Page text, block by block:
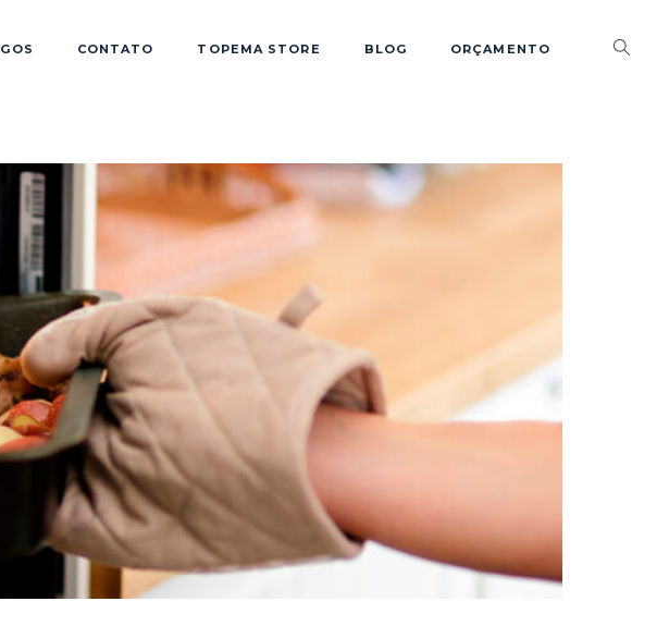
CONTATO TOPEMA STORE BLOG ORÇAMENTO